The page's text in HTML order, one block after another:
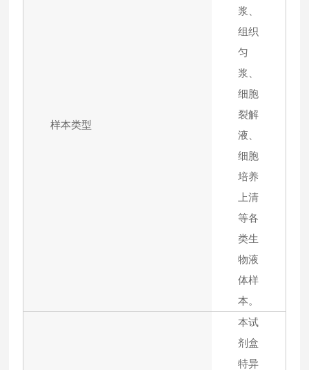
样本类型
浆、
组织
匀
浆、
细胞
裂解
液、
细胞
培养
上清
等各
类生
物液
体样
本。
本试
剂盒
特异